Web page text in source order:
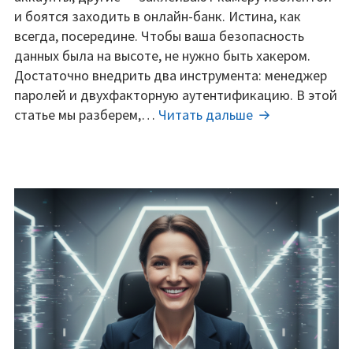
как
защитить
данные
и
не
сойти
и боятся заходить в онлайн-банк. Истина, как
всегда, посередине. Чтобы ваша безопасность
данных была на высоте, не нужно быть хакером.
Достаточно внедрить два инструмента: менеджер
паролей и двухфакторную аутентификацию. В этой
статье мы разберем,… Читать дальше Безопасность
защитить
данные
не
сойти
с
ума.